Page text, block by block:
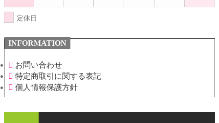
定休日
INFORMATION
お問い合わせ
特定商取引に関する表記
個人情報保護方針